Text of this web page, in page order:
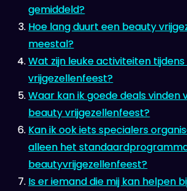
gemiddeld?
Hoe lang duurt een beauty
meestal?
Wat zijn leuke activiteiten
vrijgezellenfeest?
Waar kan ik goede deals vinden
beauty vrijgezellenfeest?
Kan ik ook iets specialers
alleen het
beautyvrijgezellenfeest?
Is er iemand die mij kan helpen